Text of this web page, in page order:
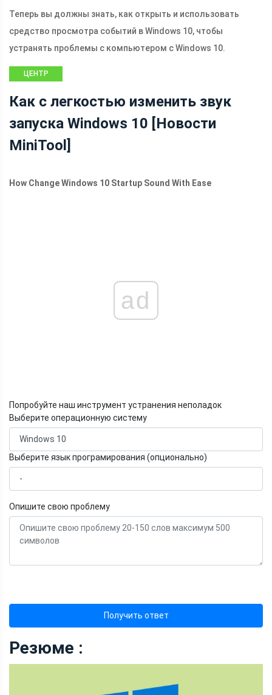
Теперь вы должны знать, как открыть и использовать
средство просмотра событий в Windows 10, чтобы
устранять проблемы с компьютером с Windows 10.
ЦЕНТР
MINITOOL
Как с легкостью изменить звук
запуска Windows 10 [Новости
MiniTool]
How Change Windows 10 Startup Sound With Ease
ad
Попробуйте наш инструмент устранения неполадок
Выберите операционную систему
Выберите язык програмирования (опционально)
Опишите свою проблему
Получить ответ
Резюме :